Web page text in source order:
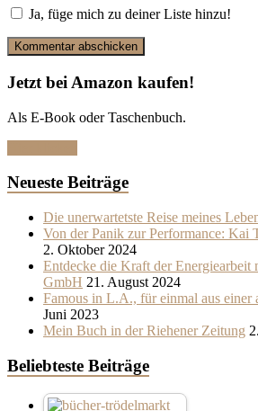
Ja, füge mich zu deiner Liste hinzu!
Jetzt bei Amazon kaufen!
Als E-Book oder Taschenbuch.
Neueste Beiträge
Die unerwartetste Reise meines
Von der Panik zur Performance: Kai
2. Oktober 2024
Entdecke die Kraft der
GmbH 21. August 2024
Famous in L.A., für einmal aus einer
Juni 2023
Mein Buch in der Riehener Zeitung
Beliebteste Beiträge